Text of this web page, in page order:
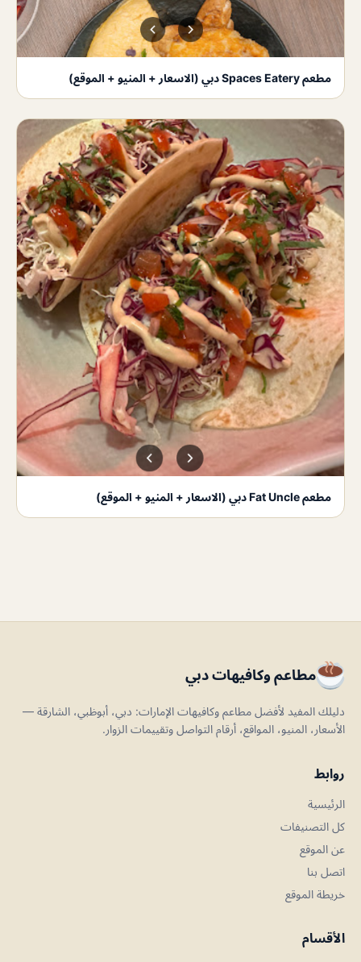
مطعم Spaces Eatery دبي (الاسعار + المنيو + الموقع)
مطعم Fat Uncle دبي (الاسعار + المنيو + الموقع)
مطاعم وكافيهات دبي
دليلك المفيد لأفضل مطاعم وكافيهات الإمارات: دبي، أبوظبي، الشارقة —
الأسعار، المنيو، المواقع، أرقام التواصل وتقييمات الزوار.
روابط
الرئيسية
كل التصنيفات
عن الموقع
اتصل بنا
خريطة الموقع
الأقسام